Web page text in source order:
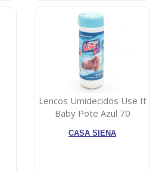
Lencos Umidecidos Use It
Baby Pote Azul 70
CASA SIENA